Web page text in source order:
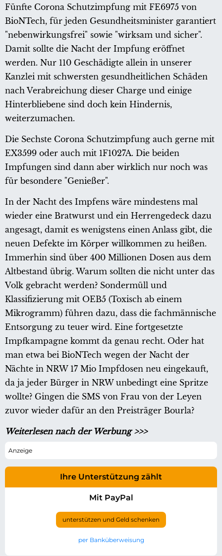
Fünfte Corona Schutzimpfung mit FE6975 von
BioNTech, für jeden Gesundheitsminister garantiert
"nebenwirkungsfrei" sowie "wirksam und sicher".
Damit sollte die Nacht der Impfung eröffnet
werden. Nur 110 Geschädigte allein in unserer
Kanzlei mit schwersten gesundheitlichen Schäden
nach Verabreichung dieser Charge und einige
Hinterbliebene sind doch kein Hindernis,
weiterzumachen.
Die Sechste Corona Schutzimpfung auch gerne mit
EX3599 oder auch mit 1F1027A. Die beiden
Impfungen sind dann aber wirklich nur noch was
für besondere "Genießer".
In der Nacht des Impfens wäre mindestens mal
wieder eine Bratwurst und ein Herrengedeck dazu
angesagt, damit es wenigstens einen Anlass gibt, die
neuen Defekte im Körper willkommen zu heißen.
Immerhin sind über 400 Millionen Dosen aus dem
Altbestand übrig. Warum sollten die nicht unter das
Volk gebracht werden? Sondermüll und
Klassifizierung mit OEB5 (Toxisch ab einem
Mikrogramm) führen dazu, dass die fachmännische
Entsorgung zu teuer wird. Eine fortgesetzte
Impfkampagne kommt da genau recht. Oder hat
man etwa bei BioNTech wegen der Nacht der
Nächte in NRW 17 Mio Impfdosen neu eingekauft,
da ja jeder Bürger in NRW unbedingt eine Spritze
wollte? Gingen die SMS von Frau von der Leyen
zuvor wieder dafür an den Preisträger Bourla?
Weiterlesen nach der Werbung >>>
Ihre Unterstützung zählt
Mit PayPal
unterstützen und Geld schenken
per Banküberweisung